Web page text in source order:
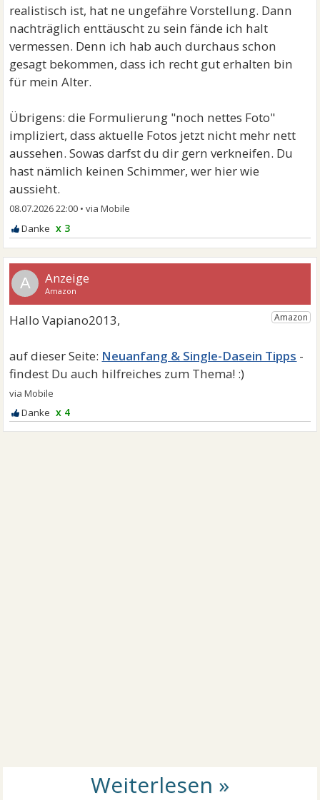
realistisch ist, hat ne ungefähre Vorstellung. Dann
nachträglich enttäuscht zu sein fände ich halt
vermessen. Denn ich hab auch durchaus schon
gesagt bekommen, dass ich recht gut erhalten bin
für mein Alter.
Übrigens: die Formulierung "noch nettes Foto"
impliziert, dass aktuelle Fotos jetzt nicht mehr nett
aussehen. Sowas darfst du dir gern verkneifen. Du
hast nämlich keinen Schimmer, wer hier wie
aussieht.
08.07.2026 22:00 •
x 3
A
Neuanfang & Single-Dasein Tipps
x 4